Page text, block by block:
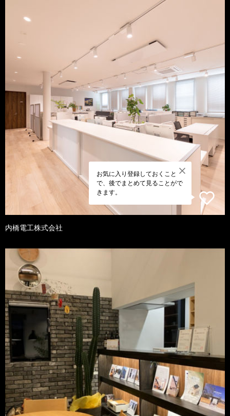
お気に入り登録しておくこと
で、後でまとめて見ることがで
きます。
内橋電工株式会社